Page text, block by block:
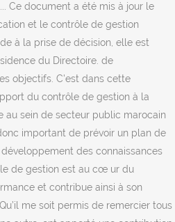
Ce document a été mis à jour le
et le contrôle de gestion
à la prise de décision, elle est
du Directoire. de
objectifs. C'est dans cette
du contrôle de gestion à la
au sein de secteur public marocain
important de prévoir un plan de
des connaissances
de gestion est au cœ ur du
et contribue ainsi à son
me soit permis de remercier tous